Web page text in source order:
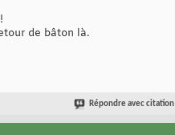
de bâton là.
Répondre avec citation